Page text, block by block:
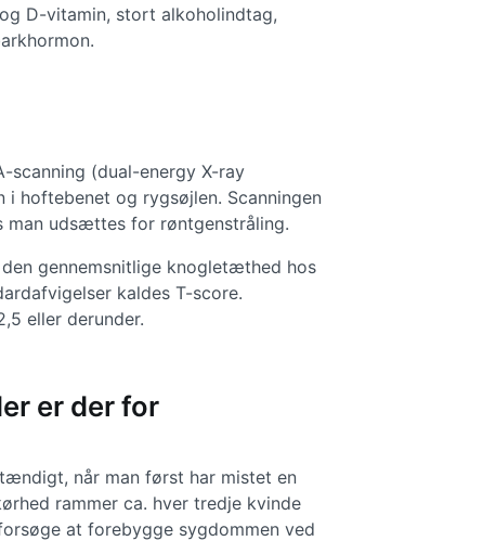
D-vitamin, stort alkoholindtag,
scanning (dual-energy X-ray
hoftebenet og rygsøjlen. Scanningen
man udsættes for røntgenstråling.
gennemsnitlige knogletæthed hos
kaldes T-score.
eller derunder.
er der for
når man først har mistet en
rammer ca. hver tredje kvinde
at forebygge sygdommen ved